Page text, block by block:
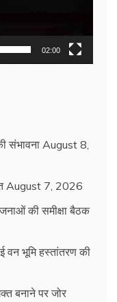
02:00
संभावना August 8,
August 7, 2026
की समीक्षा बैठक
वन भूमि हस्तांतरण की
बनाने पर जोर